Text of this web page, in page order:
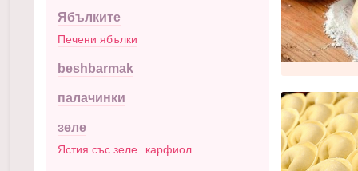
Ябълките
Печени ябълки
beshbarmak
палачинки
зеле
Ястия със зеле карфиол